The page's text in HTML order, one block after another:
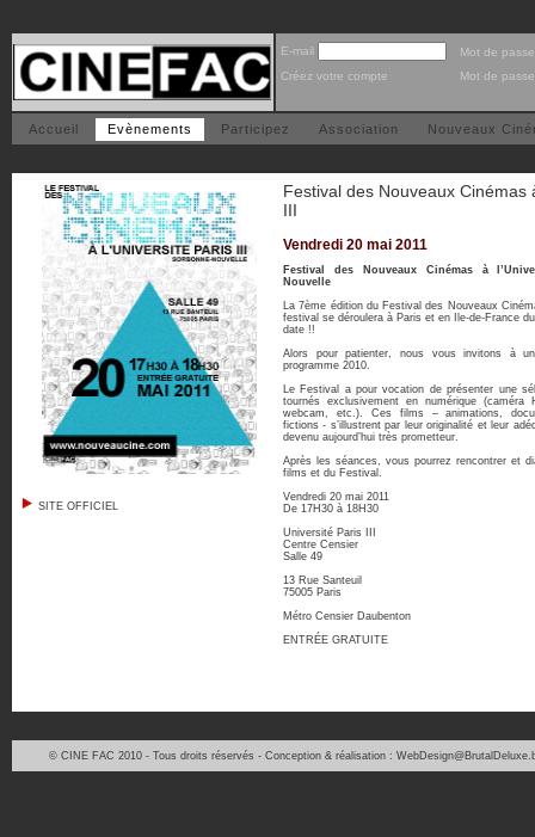
E-mail
Mot de passe
Créez votre compte
Mot de
Accueil Evènements Participez Association Nouveaux
SITE OFFICIEL
Festival des Nouveaux Cinémas
III
Vendredi 20 mai 2011
Festival des Nouveaux Cinémas à
Nouvelle
La 7ème édition du Festival des Nouveaux
festival se déroulera à Paris et en Ile-de-France
date !!
Alors pour patienter, nous vous invitons à
programme 2010.
Le Festival a pour vocation de présenter une
tournés exclusivement en numérique (caméra
webcam, etc.). Ces films – animations,
fictions - s’illustrent par leur originalité et leur
devenu aujourd’hui très prometteur.
Après les séances, vous pourrez rencontrer et
films et du Festival.
Vendredi 20 mai 2011
De 17H30 à 18H30
Université Paris III
Centre Censier
Salle 49
13 Rue Santeuil
75005 Paris
Métro Censier Daubenton
ENTRÉE GRATUITE
© CINE FAC 2010 - Tous droits réservés - Conception & réalisation :